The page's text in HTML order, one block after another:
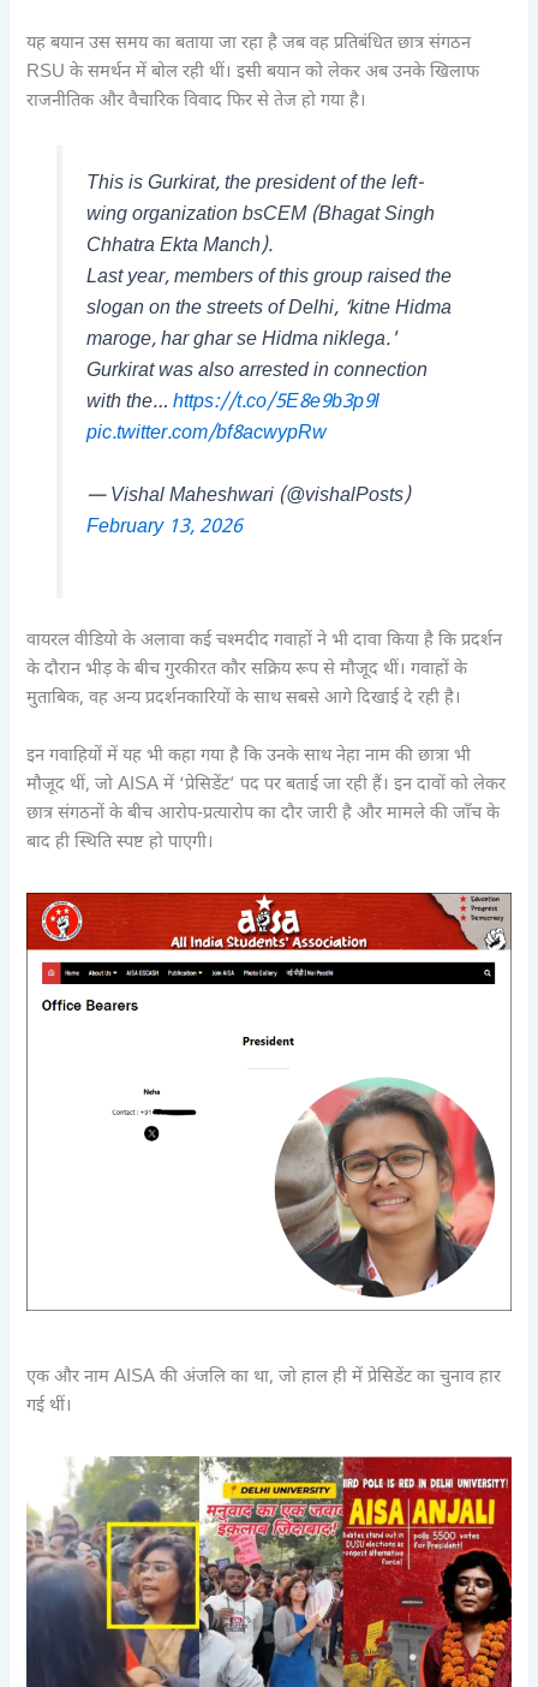
यह बयान उस समय का बताया जा रहा है जब वह प्रतिबंधित छात्र संगठन
RSU के समर्थन में बोल रही थीं। इसी बयान को लेकर अब उनके खिलाफ
राजनीतिक और वैचारिक विवाद फिर से तेज हो गया है।
This is Gurkirat, the president of the left-
wing organization bsCEM (Bhagat Singh
Chhatra Ekta Manch).
Last year, members of this group raised the
slogan on the streets of Delhi, ‘kitne Hidma
maroge, har ghar se Hidma niklega.'
Gurkirat was also arrested in connection
with the… https://t.co/5E8e9b3p9l
pic.twitter.com/bf8acwypRw
— Vishal Maheshwari (@vishalPosts)
February 13, 2026
वायरल वीडियो के अलावा कई चश्मदीद गवाहों ने भी दावा किया है कि प्रदर्शन
के दौरान भीड़ के बीच गुरकीरत कौर सक्रिय रूप से मौजूद थीं। गवाहों के
मुताबिक, वह अन्य प्रदर्शनकारियों के साथ सबसे आगे दिखाई दे रही है।
इन गवाहियों में यह भी कहा गया है कि उनके साथ नेहा नाम की छात्रा भी
मौजूद थीं, जो AISA में ‘प्रेसिडेंट’ पद पर बताई जा रही हैं। इन दावों को लेकर
छात्र संगठनों के बीच आरोप-प्रत्यारोप का दौर जारी है और मामले की जाँच के
बाद ही स्थिति स्पष्ट हो पाएगी।
एक और नाम AISA की अंजलि का था, जो हाल ही में प्रेसिडेंट का चुनाव हार
गई थीं।